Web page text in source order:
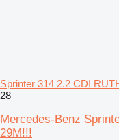
Sprinter 314 2.2 CDI
28
Mercedes-Benz
29M!!!